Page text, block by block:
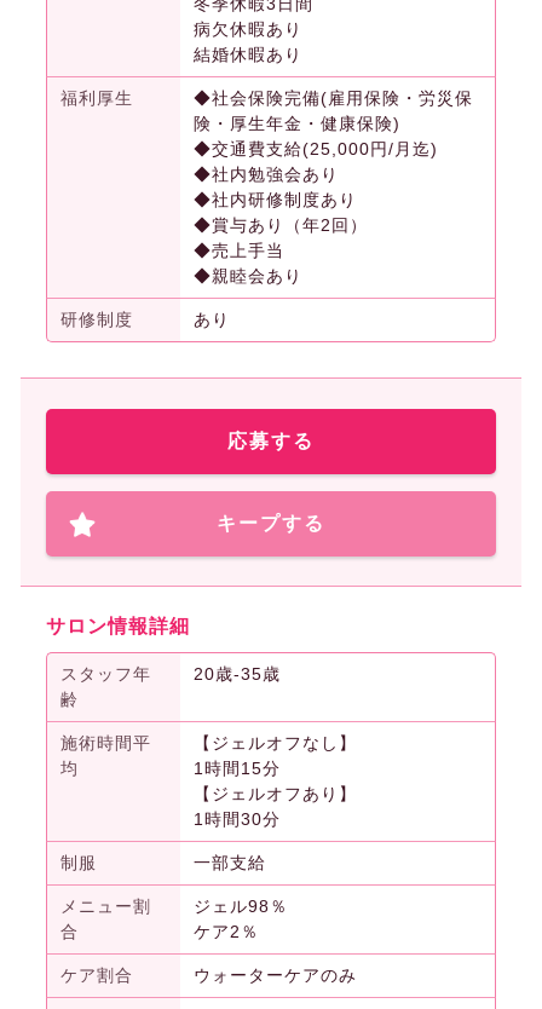
冬季休暇3日間
病欠休暇あり
結婚休暇あり
福利厚生
◆社会保険完備(雇用保険・労災保
険・厚生年金・健康保険)
◆交通費支給(25,000円/月迄)
◆社内勉強会あり
◆社内研修制度あり
◆賞与あり（年2回）
◆売上手当
◆親睦会あり
研修制度 あり
応募する
キープする
サロン情報詳細
スタッフ年
齢
20歳-35歳
施術時間平
均
【ジェルオフなし】
1時間15分
【ジェルオフあり】
1時間30分
制服 一部支給
メニュー割
合
ジェル98％
ケア2％
ケア割合 ウォーターケアのみ